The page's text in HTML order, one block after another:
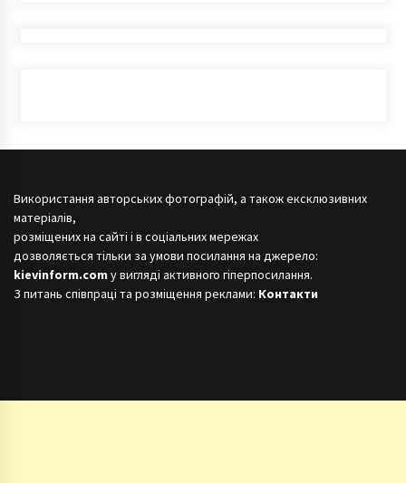
Використання авторських фотографій, а також ексклюзивних
матеріалів,
розміщених на сайті і в соціальних мережах
дозволяється тільки за умови посилання на джерело:
kievinform.com у вигляді активного гіперпосилання.
З питань співпраці та розміщення реклами: Контакти